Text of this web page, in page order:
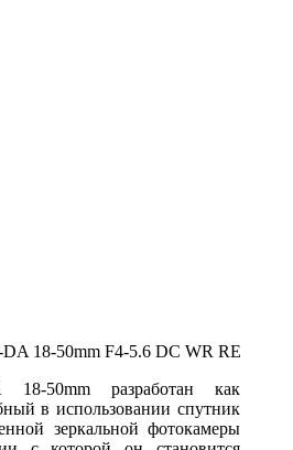
18-50mm F4-5.6 DC WR RE
50mm разработан как
в использовании спутник
зеркальной фотокамеры